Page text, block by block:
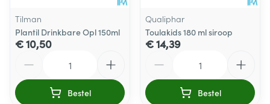
Tilman
Plantil Drinkbare Opl 150ml
€ 10,50
Bestel
Qualiphar
Toulakids 180 ml siroop
€ 14,39
Bestel